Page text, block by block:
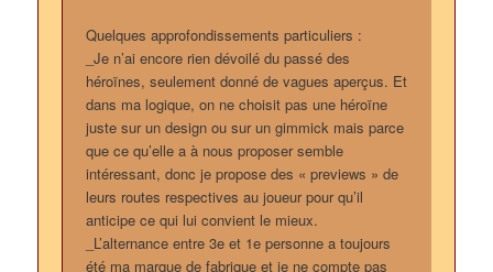
Quelques approfondissements particuliers :
_Je n’ai encore rien dévoilé du passé des
héroïnes, seulement donné de vagues aperçus. Et
dans ma logique, on ne choisit pas une héroïne
juste sur un design ou sur un gimmick mais parce
que ce qu’elle a à nous proposer semble
intéressant, donc je propose des « previews » de
leurs routes respectives au joueur pour qu’il
anticipe ce qui lui convient le mieux.
_L’alternance entre 3e et 1e personne a toujours
été ma marque de fabrique et je ne compte pas